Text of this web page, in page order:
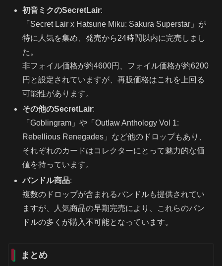
初音ミクのSecretLair:
「Secret Lair x Hatsune Miku: Sakura Superstar」が
特に人気を集め、発売から24時間以内に完売しまし
た。
非フォイル価格が約4600円、フォイル価格が約6200
円と設定されていますが、再販価格はこれを上回る
可能性があります。
その他のSecretLair:
「Goblingram」や「Outlaw Anthology Vol 1:
Rebellious Renegades」など他のドロップもあり、
それぞれのカードはコレクターにとって魅力的な価
値を持っています。
バンドル商品:
複数のドロップが含まれるバンドルも提供されてい
ますが、人気商品の早期完売により、これらのバン
ドルの多くが購入不可能となっています。
まとめ